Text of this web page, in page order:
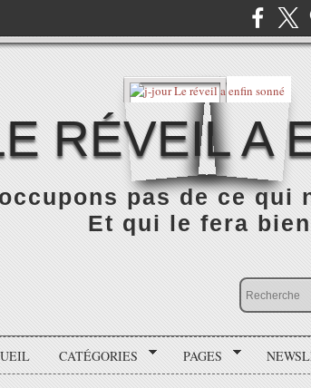
RÉVEIL A
pas de ce qui
Et qui le fera
CATÉGORIES PAGES